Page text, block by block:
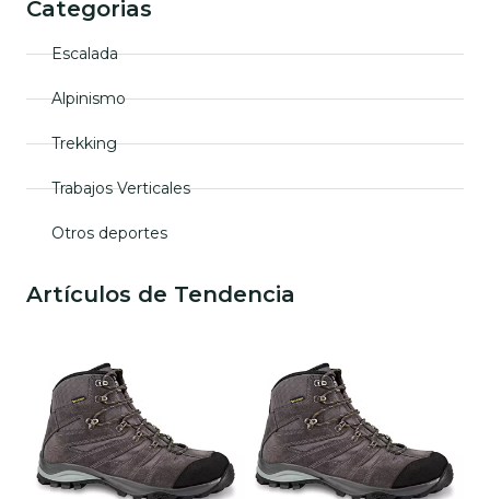
Categorias
Escalada
Alpinismo
Trekking
Trabajos Verticales
Otros deportes
Artículos de Tendencia